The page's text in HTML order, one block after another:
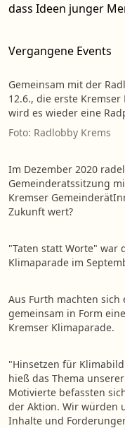
dass Ideen junger
Vergangene Events
Gemeinsam mit der
12.6., die erste
wird es wieder eine
Foto: Radlobby Krems
Im Dezember 2020
Gemeinderatssitzung
Kremser
Zukunft wert?
"Taten statt Worte" war
Klimaparade im
Aus Furth machten
gemeinsam in Form
Kremser Klimaparade.
"Hinsetzen für
hieß das Thema
Motivierte befassten
der Aktion. Wir würden
Inhalte und